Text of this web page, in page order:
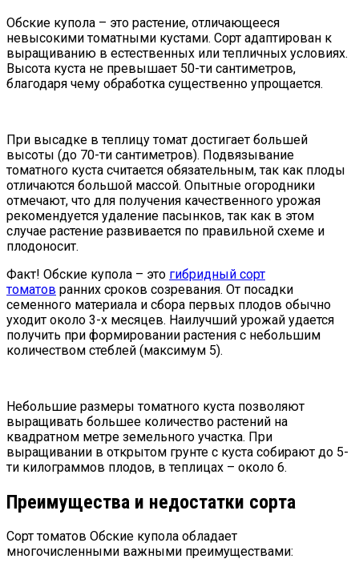
Обские купола – это растение, отличающееся
невысокими томатными кустами. Сорт адаптирован к
выращиванию в естественных или тепличных условиях.
Высота куста не превышает 50-ти сантиметров,
благодаря чему обработка существенно упрощается.
При высадке в теплицу томат достигает большей
высоты (до 70-ти сантиметров). Подвязывание
томатного куста считается обязательным, так как плоды
отличаются большой массой. Опытные огородники
отмечают, что для получения качественного урожая
рекомендуется удаление пасынков, так как в этом
случае растение развивается по правильной схеме и
плодоносит.
Факт! Обские купола – это гибридный сорт
томатов ранних сроков созревания. От посадки
семенного материала и сбора первых плодов обычно
уходит около 3-х месяцев. Наилучший урожай удается
получить при формировании растения с небольшим
количеством стеблей (максимум 5).
Небольшие размеры томатного куста позволяют
выращивать большее количество растений на
квадратном метре земельного участка. При
выращивании в открытом грунте с куста собирают до 5-
ти килограммов плодов, в теплицах – около 6.
Преимущества и недостатки сорта
Сорт томатов Обские купола обладает
многочисленными важными преимуществами: